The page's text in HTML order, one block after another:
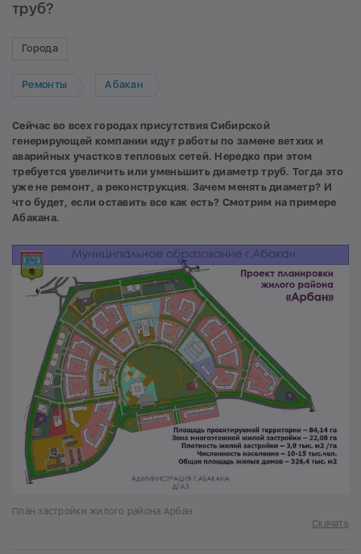
труб?
Города
Ремонты Абакан
Сейчас во всех городах присутствия Сибирской
генерирующей компании идут работы по замене ветхих и
аварийных участков тепловых сетей. Нередко при этом
требуется увеличить или уменьшить диаметр труб. Тогда это
уже не ремонт, а реконструкция. Зачем менять диаметр? И
что будет, если оставить все как есть? Смотрим на примере
Абакана.
План застройки жилого района Арбан
Скачать